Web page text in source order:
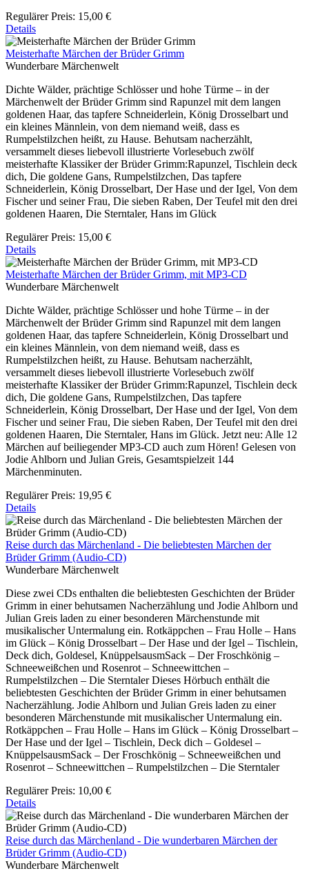
Regulärer Preis: 15,00 €
Details
Meisterhafte Märchen der Brüder Grimm
Wunderbare Märchenwelt
Dichte Wälder, prächtige Schlösser und hohe Türme – in der
Märchenwelt der Brüder Grimm sind Rapunzel mit dem langen
goldenen Haar, das tapfere Schneiderlein, König Drosselbart und
ein kleines Männlein, von dem niemand weiß, dass es
Rumpelstilzchen heißt, zu Hause. Behutsam nacherzählt,
versammelt dieses liebevoll illustrierte Vorlesebuch zwölf
meisterhafte Klassiker der Brüder Grimm:Rapunzel, Tischlein deck
dich, Die goldene Gans, Rumpelstilzchen, Das tapfere
Schneiderlein, König Drosselbart, Der Hase und der Igel, Von dem
Fischer und seiner Frau, Die sieben Raben, Der Teufel mit den drei
goldenen Haaren, Die Sterntaler, Hans im Glück
Regulärer Preis: 15,00 €
Details
Meisterhafte Märchen der Brüder Grimm, mit MP3-CD
Wunderbare Märchenwelt
Dichte Wälder, prächtige Schlösser und hohe Türme – in der
Märchenwelt der Brüder Grimm sind Rapunzel mit dem langen
goldenen Haar, das tapfere Schneiderlein, König Drosselbart und
ein kleines Männlein, von dem niemand weiß, dass es
Rumpelstilzchen heißt, zu Hause. Behutsam nacherzählt,
versammelt dieses liebevoll illustrierte Vorlesebuch zwölf
meisterhafte Klassiker der Brüder Grimm:Rapunzel, Tischlein deck
dich, Die goldene Gans, Rumpelstilzchen, Das tapfere
Schneiderlein, König Drosselbart, Der Hase und der Igel, Von dem
Fischer und seiner Frau, Die sieben Raben, Der Teufel mit den drei
goldenen Haaren, Die Sterntaler, Hans im Glück. Jetzt neu: Alle 12
Märchen auf beiliegender MP3-CD auch zum Hören! Gelesen von
Jodie Ahlborn und Julian Greis, Gesamtspielzeit 144
Märchenminuten.
Regulärer Preis: 19,95 €
Details
Reise durch das Märchenland - Die beliebtesten Märchen der
Brüder Grimm (Audio-CD)
Wunderbare Märchenwelt
Diese zwei CDs enthalten die beliebtesten Geschichten der Brüder
Grimm in einer behutsamen Nacherzählung und Jodie Ahlborn und
Julian Greis laden zu einer besonderen Märchenstunde mit
musikalischer Untermalung ein. Rotkäppchen – Frau Holle – Hans
im Glück – König Drosselbart – Der Hase und der Igel – Tischlein,
Deck dich, Goldesel, KnüppelsausmSack – Der Froschkönig –
Schneeweißchen und Rosenrot – Schneewittchen –
Rumpelstilzchen – Die Sterntaler Dieses Hörbuch enthält die
beliebtesten Geschichten der Brüder Grimm in einer behutsamen
Nacherzählung. Jodie Ahlborn und Julian Greis laden zu einer
besonderen Märchenstunde mit musikalischer Untermalung ein.
Rotkäppchen – Frau Holle – Hans im Glück – König Drosselbart –
Der Hase und der Igel – Tischlein, Deck dich – Goldesel –
KnüppelsausmSack – Der Froschkönig – Schneeweißchen und
Rosenrot – Schneewittchen – Rumpelstilzchen – Die Sterntaler
Regulärer Preis: 10,00 €
Details
Reise durch das Märchenland - Die wunderbaren Märchen der
Brüder Grimm (Audio-CD)
Wunderbare Märchenwelt